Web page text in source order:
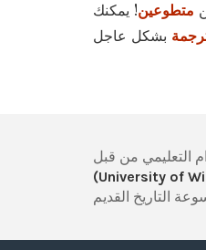
متطوعين! يمكنك
(University of